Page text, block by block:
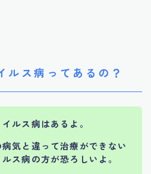
ルス病ってあるの？
ルス病はあるよ。
気と違って治療ができない
ス病の方が恐ろしいよ。